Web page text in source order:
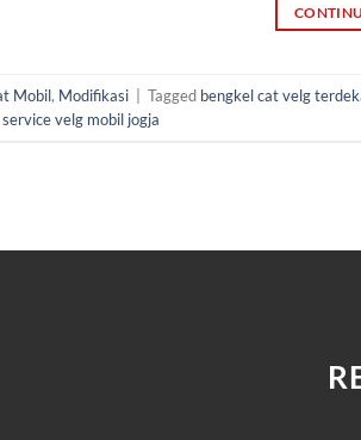
Mobil, Modifikasi Tagged bengkel cat velg
service velg mobil jogja